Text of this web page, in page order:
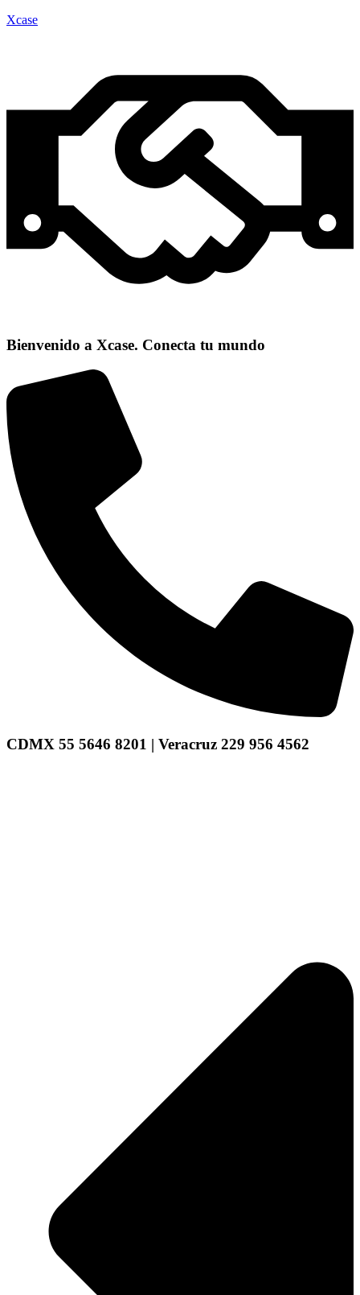
Xcase
Bienvenido a Xcase. Conecta tu mundo
CDMX 55 5646 8201 | Veracruz 229 956 4562